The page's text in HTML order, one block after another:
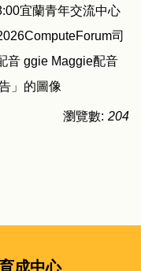
瀏覽數: 204
成中心